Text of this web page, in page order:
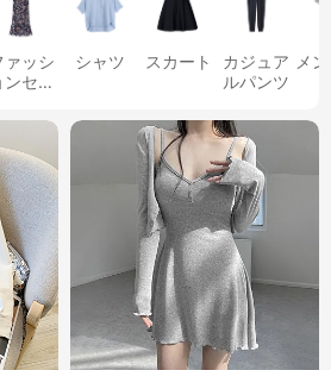
ァッシ
ンセッ
シャツ スカート
カジュア
ルパンツ
メ